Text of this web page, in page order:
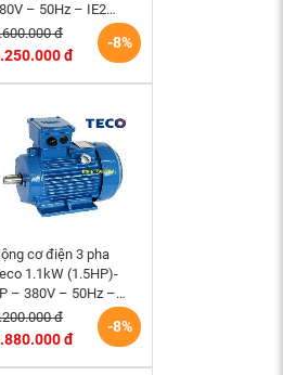
– 50Hz – IE2
B3 Đài Loan
-8%
đ
đ
cơ điện 3 pha
1.1kW (1.5HP)-
– 380V – 50Hz –
-90S- B3 Đài Loan
-8%
đ
đ